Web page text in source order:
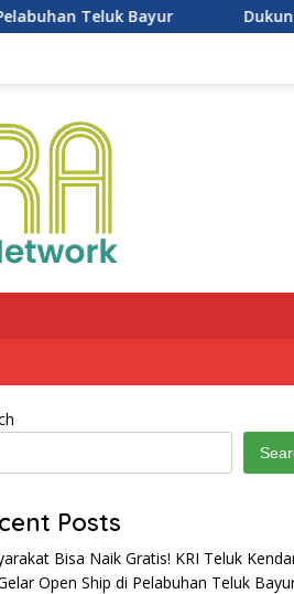
Dukung Penghijauan
Posts
Bisa Naik Gratis! KRI Teluk
Open Ship di Pelabuhan Teluk